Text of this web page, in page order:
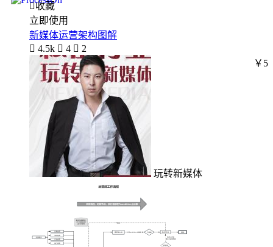
收藏
立即使用
新媒体运营架构图解
 4.5k  4  2
玩转新媒体
￥5